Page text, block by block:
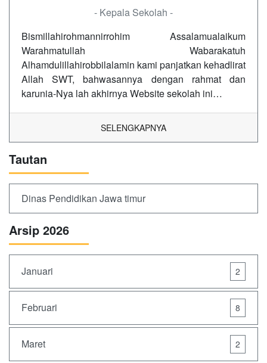
- Kepala Sekolah -
Bismillahirohmannirrohim Assalamualaikum
Warahmatullah Wabarakatuh
Alhamdulillahirobbilalamin kami panjatkan kehadlirat
Allah SWT, bahwasannya dengan rahmat dan
karunia-Nya lah akhirnya Website sekolah ini…
SELENGKAPNYA
Tautan
Dinas Pendidikan Jawa timur
Arsip 2026
Januari 2
Februari 8
Maret 2